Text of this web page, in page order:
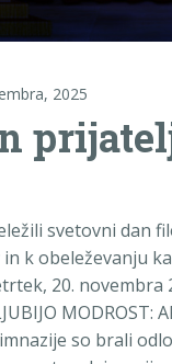
2025
svetovni dan
k obeleževanju
20.
MODROST:
so brali